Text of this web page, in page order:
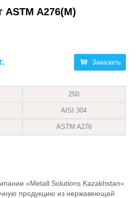
ASTM A276(М)
Заказать
250
AISI 304
ASTM A276
«Metall Solutions Kazakhstan»
продукцию из нержавеющей